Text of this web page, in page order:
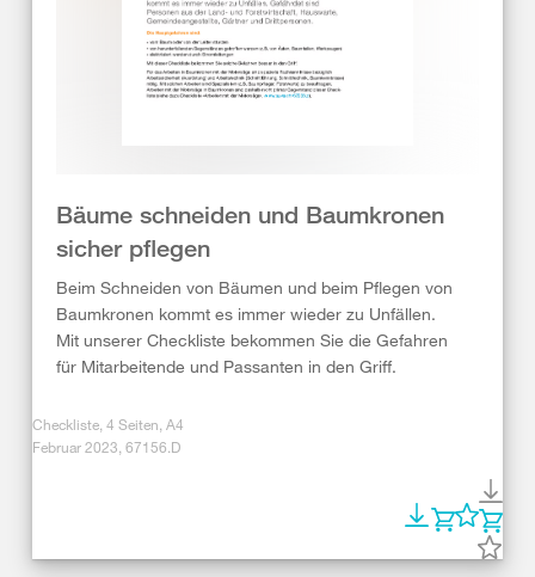
Bäume schneiden und Baumkronen
sicher pflegen
Beim Schneiden von Bäumen und beim Pflegen von
Baumkronen kommt es immer wieder zu Unfällen.
Mit unserer Checkliste bekommen Sie die Gefahren
für Mitarbeitende und Passanten in den Griff.
Checkliste, 4 Seiten, A4
Februar 2023, 67156.D